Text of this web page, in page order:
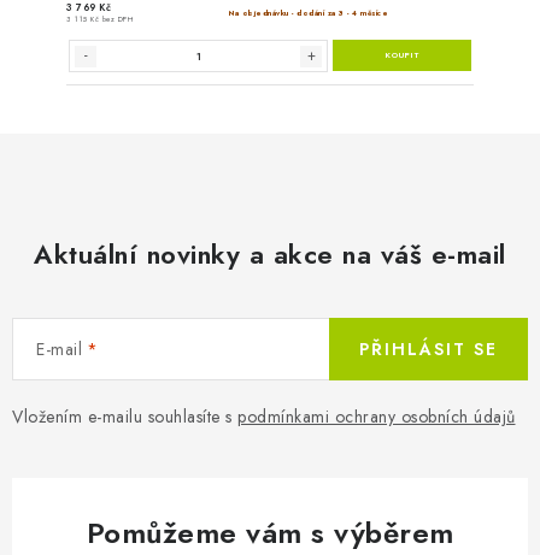
Aktuální novinky a akce na váš e-mail
E-mail
Vložením e-mailu souhlasíte s podmínkami ochrany osobních údajů
PŘIHLÁSIT SE
Pomůžeme vám s výběrem